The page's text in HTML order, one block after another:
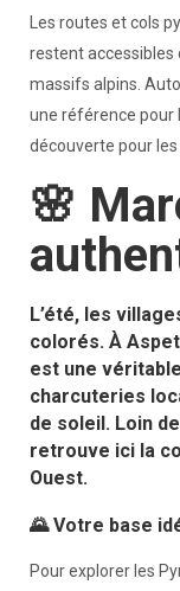
Les routes et cols
restent accessibles
massifs alpins.
une référence pour
découverte pour
🌸
L’été, les
colorés. À Aspet
est une
charcuteries
de soleil. Loin
retrouve ici la
Ouest.
🌄 Votre base
Pour explorer les